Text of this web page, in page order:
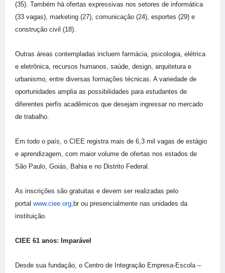
(35). Também há ofertas expressivas nos setores de informática
(33 vagas), marketing (27), comunicação (24), esportes (29) e
construção civil (18).
Outras áreas contempladas incluem farmácia, psicologia, elétrica
e eletrônica, recursos humanos, saúde, design, arquitetura e
urbanismo, entre diversas formações técnicas. A variedade de
oportunidades amplia as possibilidades para estudantes de
diferentes perfis acadêmicos que desejam ingressar no mercado
de trabalho.
Em todo o país, o CIEE registra mais de 6,3 mil vagas de estágio
e aprendizagem, com maior volume de ofertas nos estados de
São Paulo, Goiás, Bahia e no Distrito Federal.
As inscrições são gratuitas e devem ser realizadas pelo
portal www.ciee.org,br ou presencialmente nas unidades da
instituição.
CIEE 61 anos: Imparável
Desde sua fundação, o Centro de Integração Empresa-Escola –